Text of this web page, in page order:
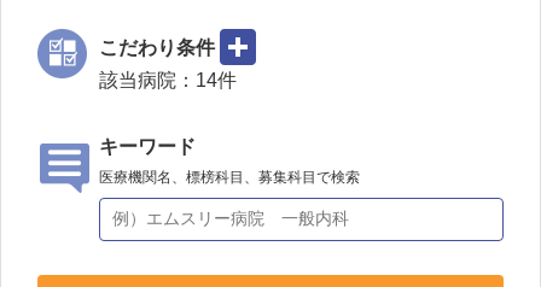
こだわり条件
該当病院： 14件
キーワード
医療機関名、標榜科目、募集科目で検索